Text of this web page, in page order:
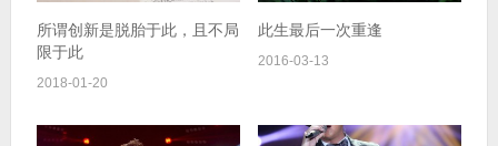
所谓创新是脱胎于此，且不局
限于此
2018-01-20
此生最后一次重逢
2016-03-13